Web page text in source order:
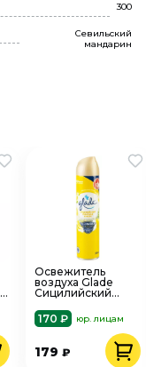
300
Севильский
мандарин
Освежитель
воздуха Glade
Сицилийский
300 мл
170 ₽ юр. лицам
179 ₽